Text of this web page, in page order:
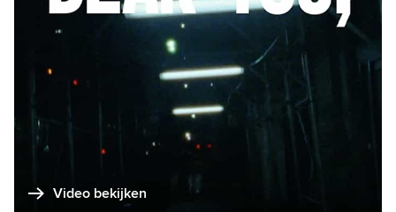
Video bekijken